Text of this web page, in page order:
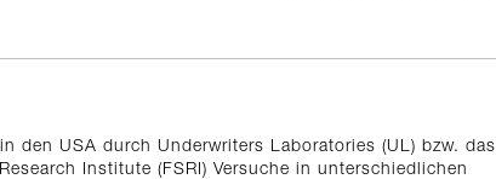
den USA durch Underwriters Laboratories (UL) bzw. das
Institute (FSRI) Versuche in unterschiedlichen